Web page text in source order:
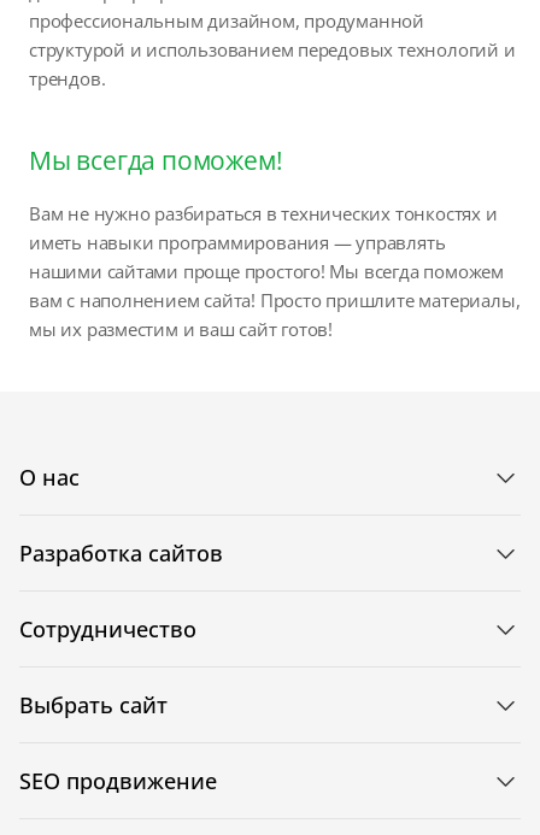
профессиональным дизайном, продуманной
структурой и использованием передовых технологий и
трендов.
Мы всегда поможем!
Вам не нужно разбираться в технических тонкостях и
иметь навыки программирования — управлять
нашими сайтами проще простого! Мы всегда поможем
вам с наполнением сайта! Просто пришлите материалы,
мы их разместим и ваш сайт готов!
О нас
Разработка сайтов
Сотрудничество
Выбрать сайт
SEO продвижение